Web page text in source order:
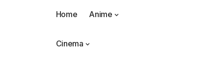
Home Anime
Cinema